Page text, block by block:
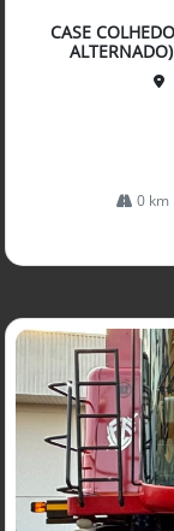
lheCASE
0 km